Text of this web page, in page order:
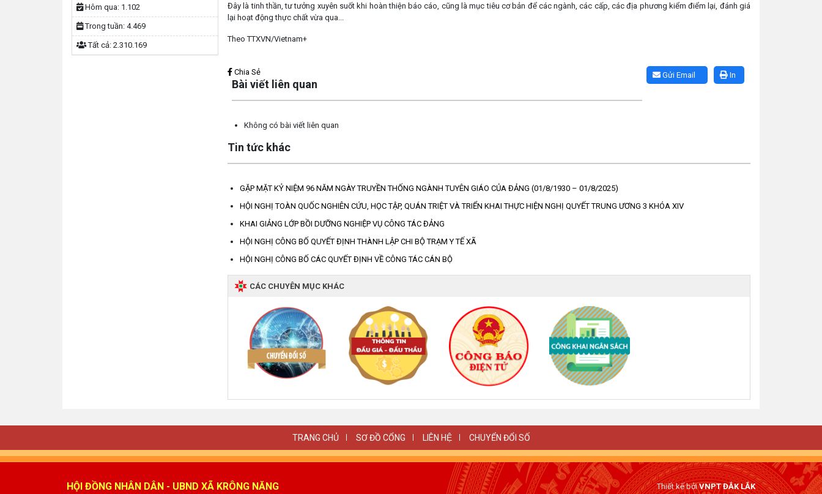
Hôm qua: 1.102
Trong tuần: 4.469
Tất cả: 2.310.169
Đây là tinh thần, tư tưởng xuyên suốt khi hoàn thiện báo cáo, cũng là mục tiêu cơ bản để các ngành, các cấp, các địa phương kiểm điểm lại, đánh giá
lại hoạt động thực chất vừa qua...
Theo TTXVN/Vietnam+
In
Gửi Email
Chia Sẻ
Bài viết liên quan
Không có bài viết liên quan
Tin tức khác
GẶP MẶT KỶ NIỆM 96 NĂM NGÀY TRUYỀN THỐNG NGÀNH TUYÊN GIÁO CỦA ĐẢNG (01/8/1930 – 01/8/2025)
HỘI NGHỊ TOÀN QUỐC NGHIÊN CỨU, HỌC TẬP, QUÁN TRIỆT VÀ TRIỂN KHAI THỰC HIỆN NGHỊ QUYẾT TRUNG ƯƠNG 3 KHÓA XIV
KHAI GIẢNG LỚP BỒI DƯỠNG NGHIỆP VỤ CÔNG TÁC ĐẢNG
HỘI NGHỊ CÔNG BỐ QUYẾT ĐỊNH THÀNH LẬP CHI BỘ TRẠM Y TẾ XÃ
HỘI NGHỊ CÔNG BỐ CÁC QUYẾT ĐỊNH VỀ CÔNG TÁC CÁN BỘ
CÁC CHUYÊN MỤC KHÁC
TRANG CHỦ SƠ ĐỒ CỔNG LIÊN HỆ CHUYỂN ĐỔI SỐ
HỘI ĐỒNG NHÂN DÂN - UBND XÃ KRÔNG NĂNG Thiết kế bởiVNPT ĐẮK LẮK